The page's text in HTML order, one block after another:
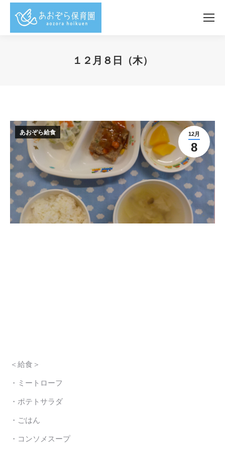
１２月８日（木）
12月
8
あおぞら給食
＜給食＞
・ミートローフ
・ポテトサラダ
・ごはん
・コンソメスープ